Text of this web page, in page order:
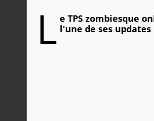
L e TPS zombiesque
l'une de ses